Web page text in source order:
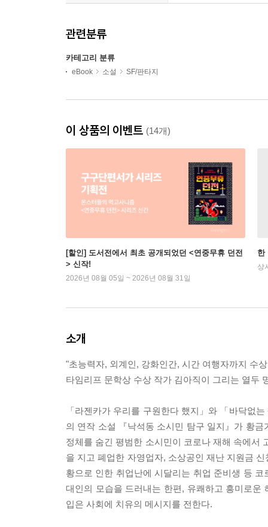
관련분류
카테고리 분류
eBook 소설 SF/판타지
이 상품의 이벤트 (14개)
[할인] 도서전에서 최초 공개되었던 <연중무휴 던전
> 신작!
2026년 08월 05일 ~ 2026년 08월 31일
한
상
소개
"초능력자, 외계인, 강화인간, 시간 여행자까지 수
타임리프 문학상 수상 작가 김아직이 그리는 열두
「라젠카가 우리를 구원한다 했지」와 「바닥없
의 연작 소설 『낙석동 소시민 탐구 일지』가 황
정체를 숨긴 평범한 소시민이 코로나 재해 속에서
을 지고 폐업한 자영업자, 소상공인 재난 지원금
황으로 인한 취업난에 시달리는 취업 준비생 등
대인의 모습을 드러내는 한편, 유쾌하고 흥미로
입은 사회에 치유의 메시지를 전한다.